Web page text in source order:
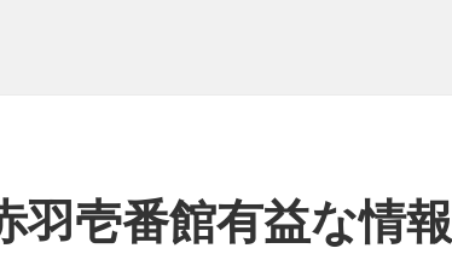
羽壱番館有益な情報